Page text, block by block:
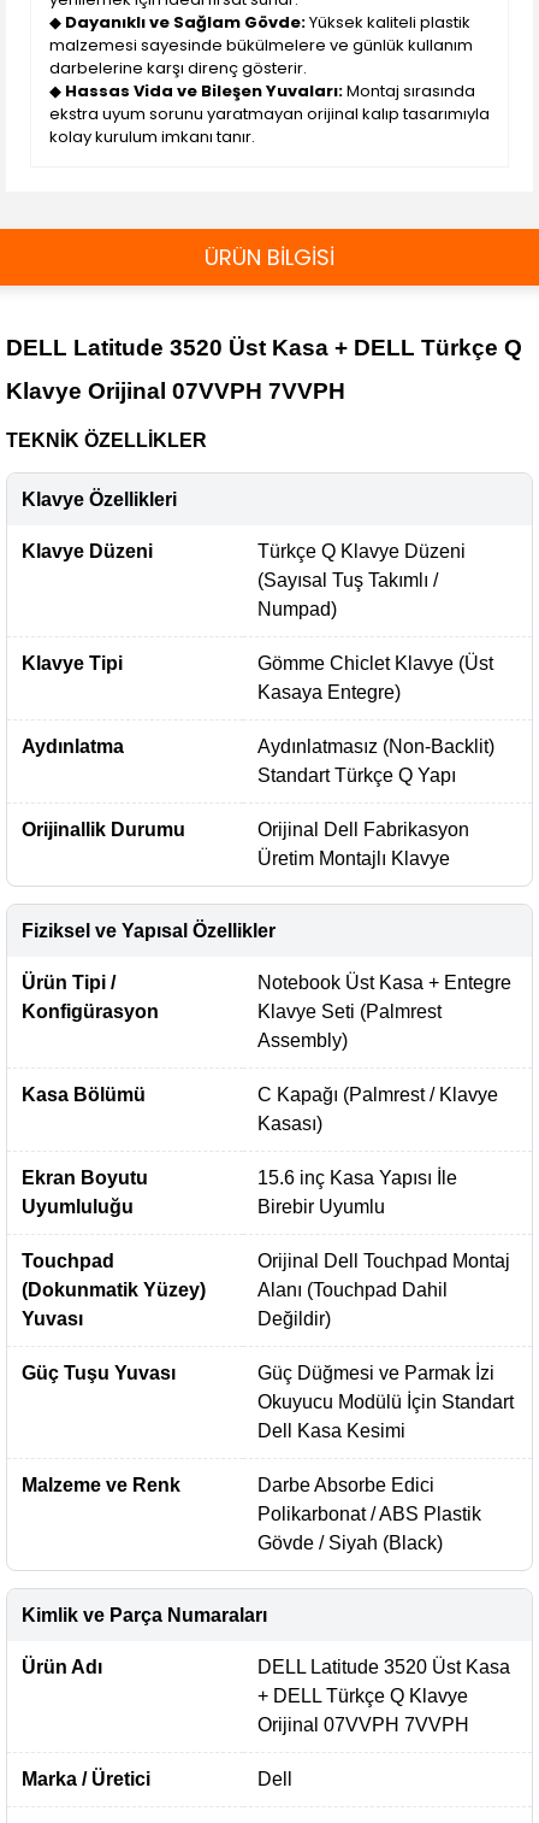
◆ Dayanıklı ve Sağlam Gövde:Yüksek kaliteli plastik
malzemesi sayesinde bükülmelere ve günlük kullanım
darbelerine karşı direnç gösterir.
◆ Hassas Vida ve Bileşen Yuvaları:Montaj sırasında
ekstra uyum sorunu yaratmayan orijinal kalıp tasarımıyla
kolay kurulum imkanı tanır.
ÜRÜN BİLGİSİ
DELL Latitude 3520 Üst Kasa + DELL Türkçe Q
Klavye Orijinal 07VVPH 7VVPH
TEKNİK ÖZELLİKLER
Klavye Özellikleri
Klavye Düzeni
Türkçe Q Klavye Düzeni
(Sayısal Tuş Takımlı /
Numpad)
Klavye Tipi
Gömme Chiclet Klavye (Üst
Kasaya Entegre)
Aydınlatma
Aydınlatmasız (Non-Backlit)
Standart Türkçe Q Yapı
Orijinallik Durumu
Orijinal Dell Fabrikasyon
Üretim Montajlı Klavye
Fiziksel ve Yapısal Özellikler
Ürün Tipi /
Konfigürasyon
Notebook Üst Kasa + Entegre
Klavye Seti (Palmrest
Assembly)
Kasa Bölümü
C Kapağı (Palmrest / Klavye
Kasası)
Ekran Boyutu
Uyumluluğu
15.6 inç Kasa Yapısı İle
Birebir Uyumlu
Touchpad
(Dokunmatik Yüzey)
Yuvası
Orijinal Dell Touchpad Montaj
Alanı (Touchpad Dahil
Değildir)
Güç Tuşu Yuvası
Güç Düğmesi ve Parmak İzi
Okuyucu Modülü İçin Standart
Dell Kasa Kesimi
Malzeme ve Renk
Darbe Absorbe Edici
Polikarbonat / ABS Plastik
Gövde / Siyah (Black)
Kimlik ve Parça Numaraları
Ürün Adı
DELL Latitude 3520 Üst Kasa
+ DELL Türkçe Q Klavye
Orijinal 07VVPH 7VVPH
Marka / Üretici Dell